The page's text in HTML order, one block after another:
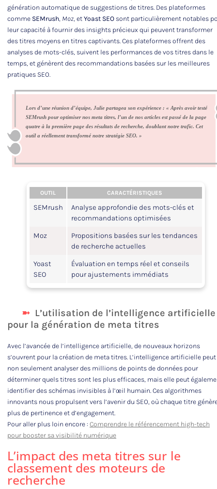
génération automatique de suggestions de titres. Des plateformes
comme SEMrush, Moz, etYoast SEO sont particulièrement notables
leur capacité à fournir des insights précieux qui peuvent transformer
des titres moyens en titres captivants. Ces plateformes offrent des
analyses de mots-clés, suivent les performances de vos titres dans le
temps, et génèrent des recommandations basées sur les meilleures
pratiques SEO.
Lors d’une réunion d’équipe, Julie partagea son expérience : « Après avoir testé
SEMrush pour optimiser nos meta titres, l’un de nos articles est passé de la page
quatre à la première page des résultats de recherche, doublant notre trafic. Cet
outil a réellement transformé notre stratégie SEO. »
OUTIL CARACTÉRISTIQUES
SEMrush
Analyse approfondie des mots-clés et
recommandations optimisées
Moz
Propositions basées sur les tendances
de recherche actuelles
Yoast
SEO
Évaluation en temps réel et conseils
pour ajustements immédiats
L’utilisation de l’intelligence artificielle
pour la génération de meta titres
Avec l’avancée de l’intelligence artificielle, de nouveaux horizons
s’ouvrent pour la création de meta titres. L’intelligence artificielle peut
non seulement analyser des millions de points de données pour
déterminer quels titres sont les plus efficaces, mais elle peut
identifier des schémas invisibles à l’œil humain. Ces algorithmes
innovants nous propulsent vers l’avenir du SEO, où chaque titre
plus de pertinence et d’engagement.
Pour aller plus loin encore : Comprendre le référencement high-tech
pour booster sa visibilité numérique
L’impact des meta titres sur le
classement des moteurs de
recherche